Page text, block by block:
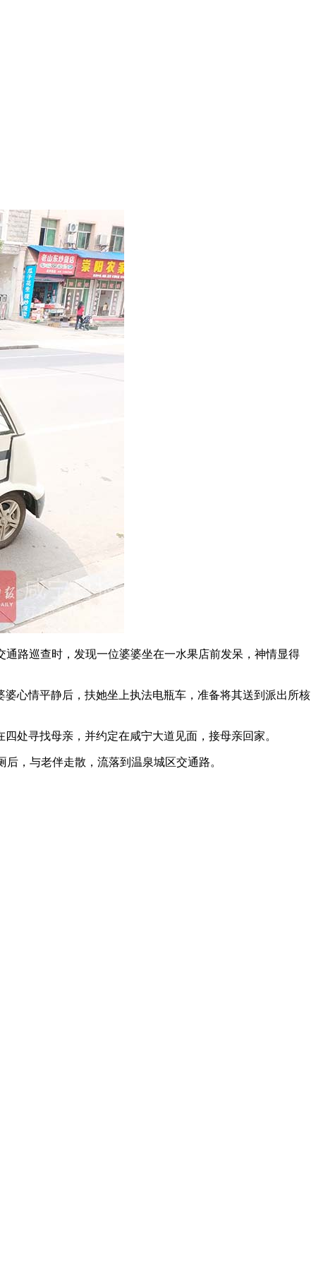
路巡查时，发现一位婆婆坐在一水果店前发呆，神情显得
心情平静后，扶她坐上执法电瓶车，准备将其送到派出所核
处寻找母亲，并约定在咸宁大道见面，接母亲回家。
，与老伴走散，流落到温泉城区交通路。